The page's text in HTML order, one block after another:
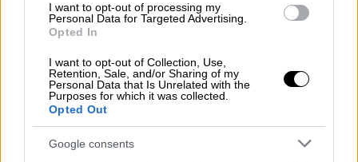
I want to opt-out of processing my
Personal Data for Targeted Advertising.
Opted In
I want to opt-out of Collection, Use,
Retention, Sale, and/or Sharing of my
Personal Data that Is Unrelated with the
Purposes for which it was collected.
Opted Out
Google consents